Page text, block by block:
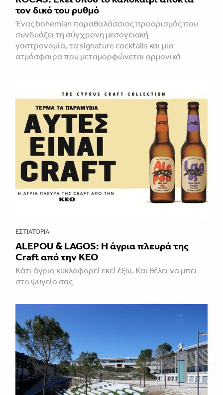
τον δικό του ρυθμό
Ένας bohemian παραθαλάσσιος προορισμός που
συνδυάζει τη σύγχρονη μεσογειακή
γαστρονομία, τα signature cocktails και μια
ατμόσφαιρα που μεταμορφώνεται αρμονικά
ΕΣΤΙΑΤΌΡΙΑ
ALEPOU & LAGOS: Η άγρια πλευρά της
Craft από την ΚΕΟ
Κάτι άγριο κυκλοφορεί εκεί έξω. Και θέλει να μπει
στο ψυγείο σας